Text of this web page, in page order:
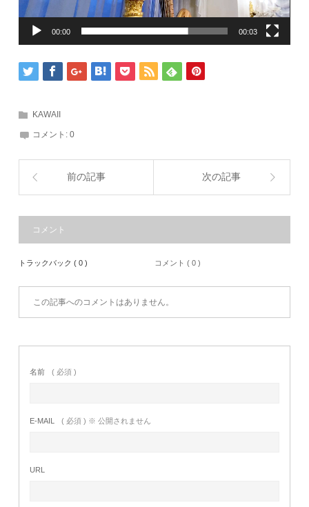
00:00 00:03
KAWAII
コメント:0
前の記事 次の記事
コメント
トラックバック ( 0 ) コメント ( 0 )
この記事へのコメントはありません。
名前 ( 必須 )
E-MAIL ( 必須 ) ※ 公開されません
URL